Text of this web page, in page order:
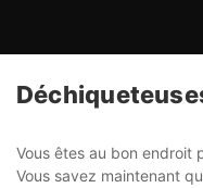
Vous êtes au bon endroit
Vous savez maintenant